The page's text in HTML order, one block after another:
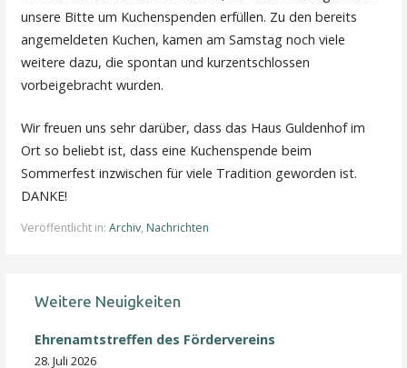
unsere Bitte um Kuchenspenden erfüllen. Zu den bereits
angemeldeten Kuchen, kamen am Samstag noch viele
weitere dazu, die spontan und kurzentschlossen
vorbeigebracht wurden.
Wir freuen uns sehr darüber, dass das Haus Guldenhof im
Ort so beliebt ist, dass eine Kuchenspende beim
Sommerfest inzwischen für viele Tradition geworden ist.
DANKE!
Veröffentlicht in:Archiv, Nachrichten
Weitere Neuigkeiten
Ehrenamtstreffen des Fördervereins
28. Juli 2026